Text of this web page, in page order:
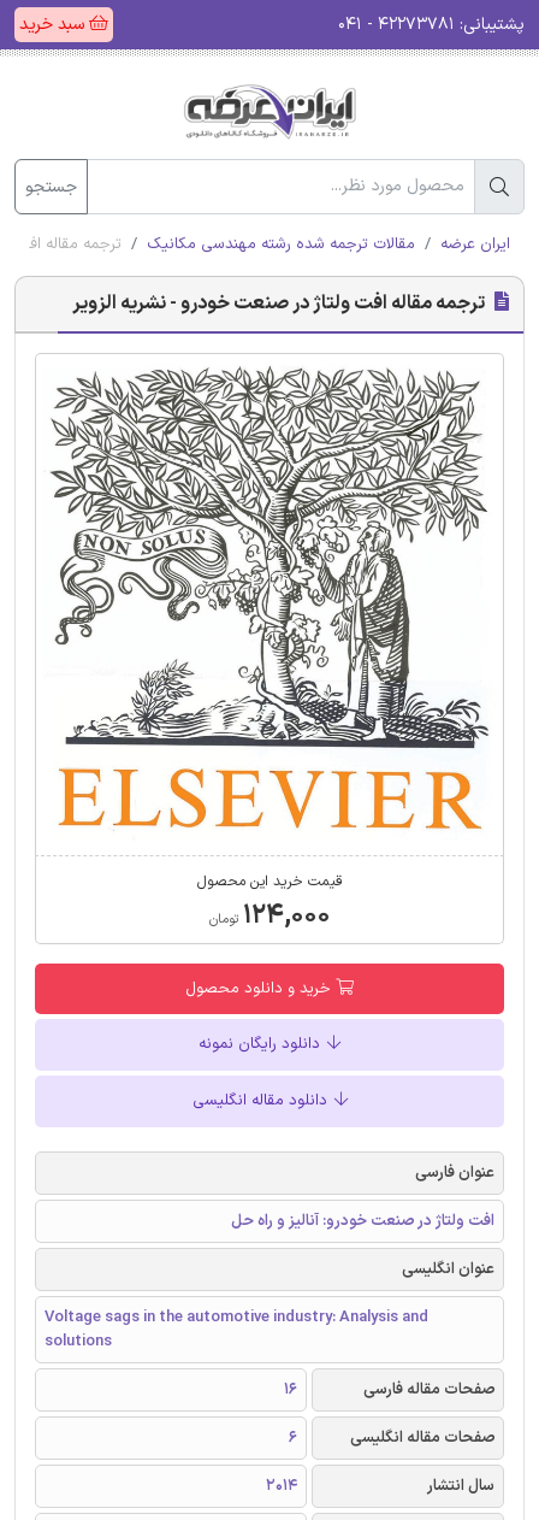
پشتیبانی: سبد خرید
جستجو
ایران عرضه مقالات ترجمه شده رشته مهندسی مکانیک ترجمه مقاله افت
ترجمه مقاله افت ولتاژ در صنعت خودرو - نشریه الزویر
قیمت خرید این محصول
۱۲۴,۰۰۰ تومان
خرید و دانلود محصول
دانلود رایگان نمونه
دانلود مقاله انگلیسی
عنوان فارسی
افت ولتاژ در صنعت خودرو: آنالیز و راه حل
عنوان انگلیسی
Voltage sags in the automotive industry: Analysis and
solutions
صفحات مقاله فارسی
16
صفحات مقاله انگلیسی
6
سال انتشار
2014